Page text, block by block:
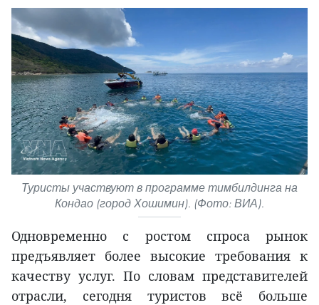
Туристы участвуют в программе тимбилдинга на
Кондао (город Хошимин). (Фото: ВИА).
Одновременно с ростом спроса рынок
предъявляет более высокие требования к
качеству услуг. По словам представителей
отрасли, сегодня туристов всё больше